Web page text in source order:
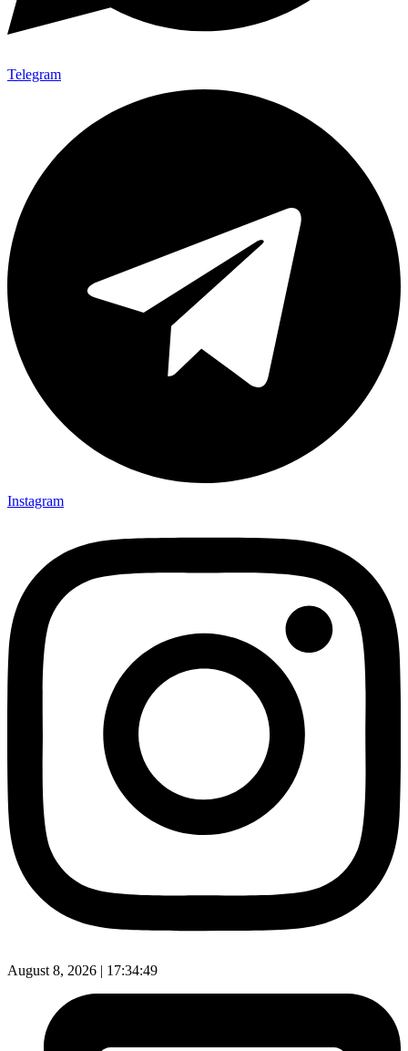
Telegram
Instagram
August 8, 2026 | 17:34:50